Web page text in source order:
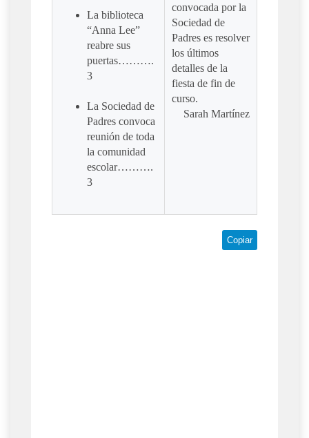
La biblioteca
“Anna Lee”
reabre sus
puertas……….
3
La Sociedad de
Padres convoca
reunión de toda
la comunidad
escolar……….
3
convocada por la
Sociedad de
Padres es resolver
los últimos
detalles de la
fiesta de fin de
curso.
Sarah Martínez
Copiar